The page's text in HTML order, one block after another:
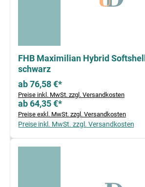
FHB Maximilian Hybrid
schwarz
ab 76,58 €*
Preise inkl. MwSt. zzgl. Versandkosten
ab 64,35 €*
Preise exkl. MwSt. zzgl. Versandkosten
Preise inkl. MwSt. zzgl. Versandkosten